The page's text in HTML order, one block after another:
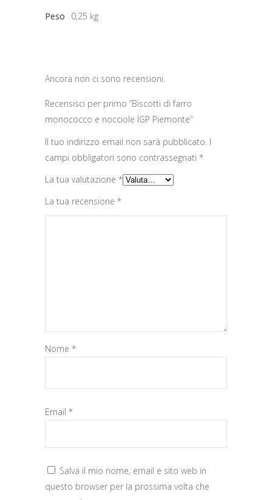
Peso 0,25 kg
Ancora non ci sono recensioni.
Recensisci per primo “Biscotti di farro
monococco e nocciole IGP Piemonte”
Il tuo indirizzo email non sarà pubblicato. I
campi obbligatori sono contrassegnati *
La tua valutazione *
La tua recensione *
Nome *
Email *
Salva il mio nome, email e sito web in
questo browser per la prossima volta che